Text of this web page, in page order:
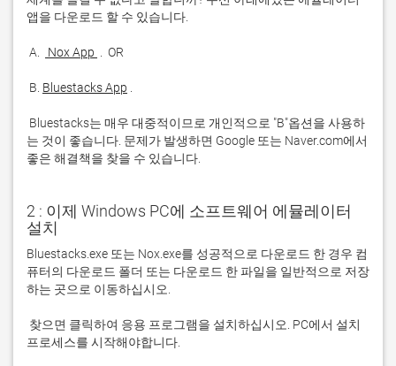
A. Nox App
B. Bluestacks App
는 것이 좋습니다. 문제가 발생하면 Google 또는 Naver.com에서
좋은 해결책을 찾을 수 있습니다.
2 : 이제 Windows PC에 소프트웨어 에뮬레이터
설치
Bluestacks.exe 또는 Nox.exe를 성공적으로 다운로드 한 경우 컴
퓨터의 다운로드 폴더 또는 다운로드 한 파일을 일반적으로 저장